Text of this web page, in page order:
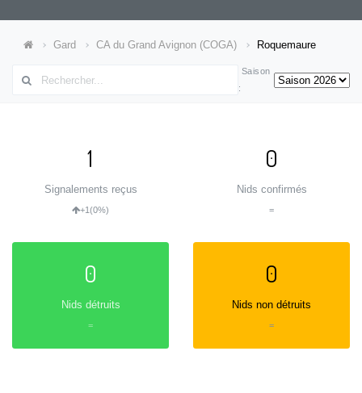
Gard CA du Grand Avignon (COGA) Roquemaure
Saison
:
1
Signalements reçus
+1(0%)
0
Nids confirmés
=
0
Nids détruits
=
0
Nids non détruits
=